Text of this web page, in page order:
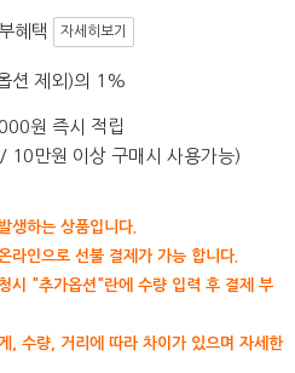
혜택 자세히보기
션 제외)의 1%
원 즉시 적립
10만원 이상 구매시 사용가능)
생하는 상품입니다.
라인으로 선불 결제가 가능 합니다.
시 "추가옵션"란에 수량 입력 후 결제 부
, 수량, 거리에 따라 차이가 있으며 자세한